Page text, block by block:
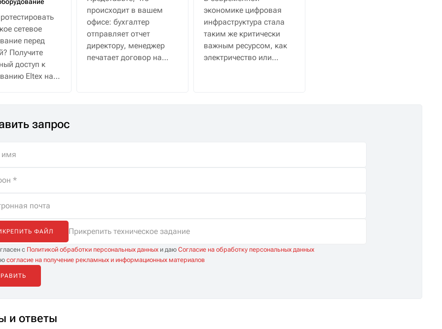
сетевое
перед
Получите
доступ к
Eltex на
бесплатная
происходит в вашем
офисе: бухгалтер
отправляет отчет
директору, менеджер
печатает договор на
экономике цифровая
инфраструктура стала
таким же критически
важным ресурсом, как
электричество или
запрос
ФАЙЛ Прикрепить техническое задание
с Политикой обработки персональных данных и даюСогласие на обработку персональных данных
согласие на получение рекламных и информационных материалов
и ответы